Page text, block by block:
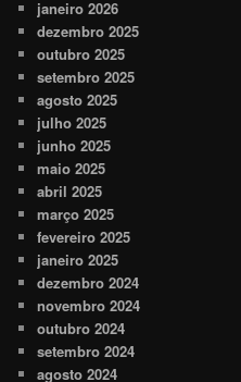
janeiro 2026
dezembro 2025
outubro 2025
setembro 2025
agosto 2025
julho 2025
junho 2025
maio 2025
abril 2025
março 2025
fevereiro 2025
janeiro 2025
dezembro 2024
novembro 2024
outubro 2024
setembro 2024
agosto 2024